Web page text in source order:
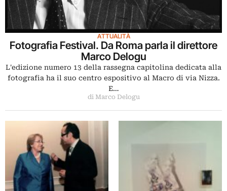
ATTUALITÀ
Fotografia Festival. Da Roma parla il direttore
Marco Delogu
L'edizione numero 13 della rassegna capitolina dedicata alla
fotografia ha il suo centro espositivo al Macro di via Nizza.
E…
di Marco Delogu